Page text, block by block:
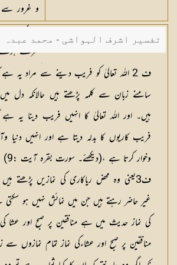
و غرور سے
ہیں) اور
کھڑے ہوتے
کھڑے ہوتے
باندھے
دکھانے کے
اور اللہ
تلاوت
نام۔
تفسیر اشرف الہواشی - محمد عبدہ
ف 2 اللہ تعالیٰ کو فریب دینے سے مراد یہ
سامنے زبان سے کلمہ پڑھتے ہیں حالانکہ دل
ہیں۔ اور اللہ تعالیٰ کا انہیں فریب دینا یہ
فریب کاریوں کا بدلہ دیتا ہے اور انہیں دنیا
وخوار کرتا ہے ،(دیکھئے۔ سورت بقرہ آیت :9)
ف3یعنی وہ محض ریاکاری کی نمازیں پڑھتے
غیر حاضر رہتے ہیں جن میں نمائش نہیں ہو سکتی
کی نماز حدیث میں ہے منافقین پر صبح اور عشا
منافقین پر صبح اور عشاءكی نماز تمام نمازوں